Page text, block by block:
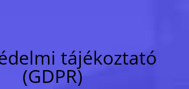
tájékoztató
(GDPR)